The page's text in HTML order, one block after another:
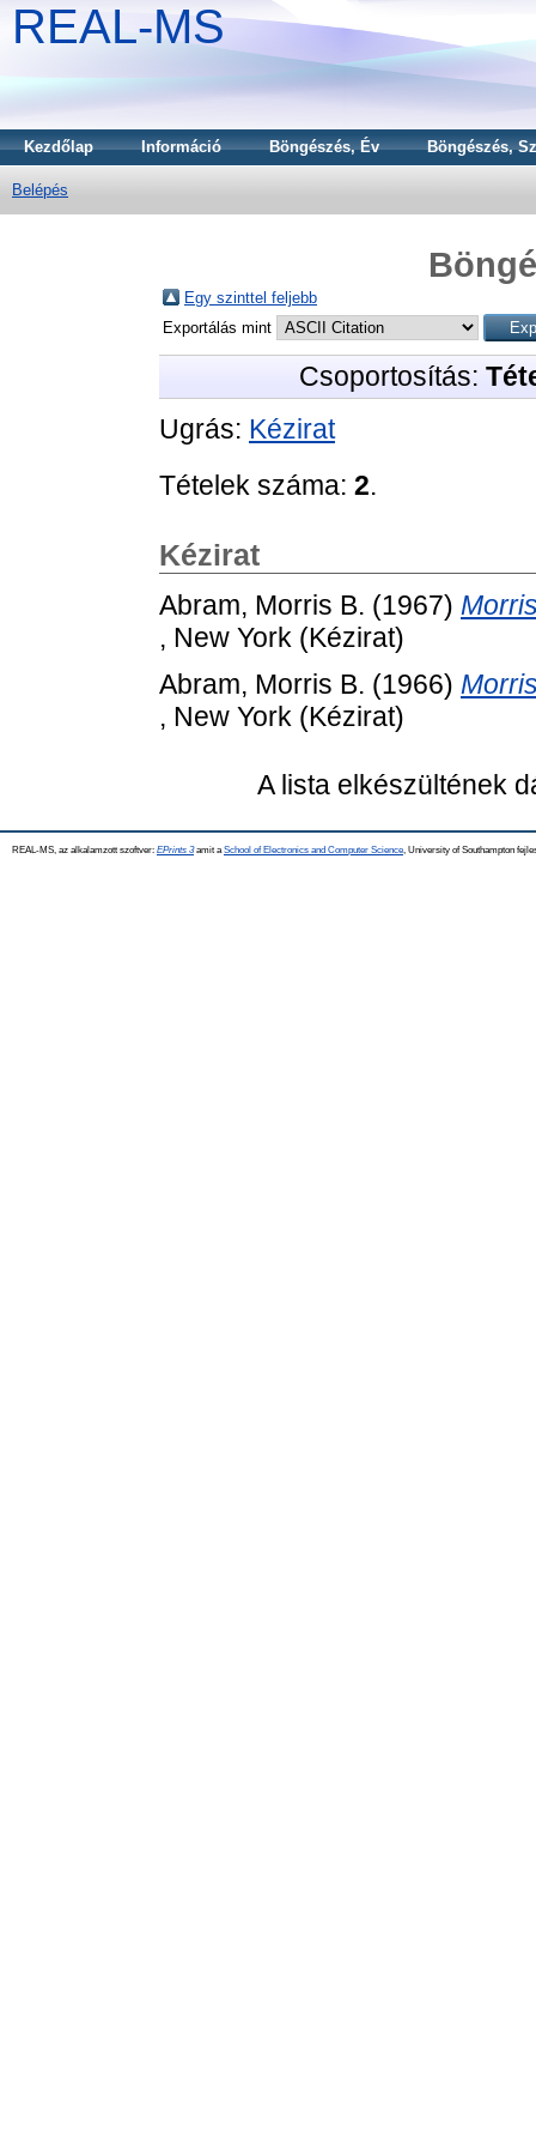
REAL-MS
Kezdőlap Információ Böngészés, Év Böngészés,
Belépés
Egy szinttel feljebb
Exportálás mint
Csoportosítás:
Ugrás: Kézirat
Tételek száma: 2.
Kézirat
Abram, Morris B. (1967)
, New York (Kézirat)
Abram, Morris B. (1966)
, New York (Kézirat)
A lista elkészültének
REAL-MS, az alkalamzott szoftver: EPrints 3amit a School of Electronics and Computer Science , University of Southampton